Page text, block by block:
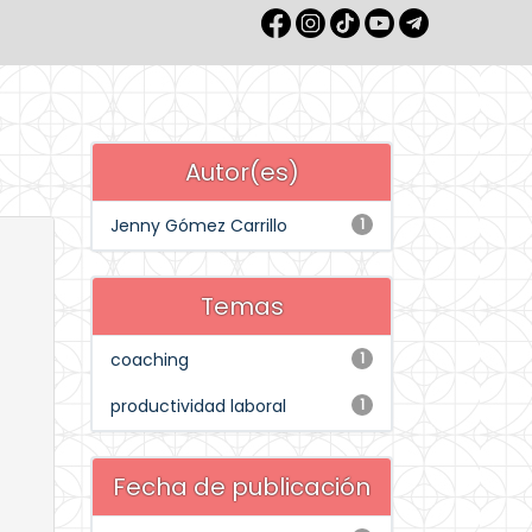
Autor(es)
1
Jenny Gómez Carrillo
Temas
1
coaching
1
productividad laboral
Fecha de publicación